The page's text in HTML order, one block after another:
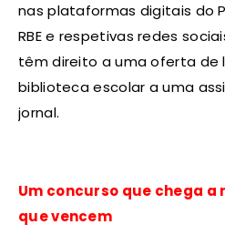
nas plataformas digitais do
RBE e respetivas redes
têm direito a uma oferta de
biblioteca escolar a uma
jornal.
Um concurso que chega a
que vencem